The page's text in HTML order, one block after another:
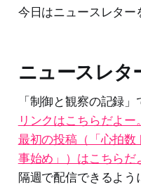
今日はニュースレター
ニュースレタ
「制御と観察の記録
リンクはこちらだよー。
最初の投稿（「心拍
事始め」）はこちらだ
隔週で配信できるよう